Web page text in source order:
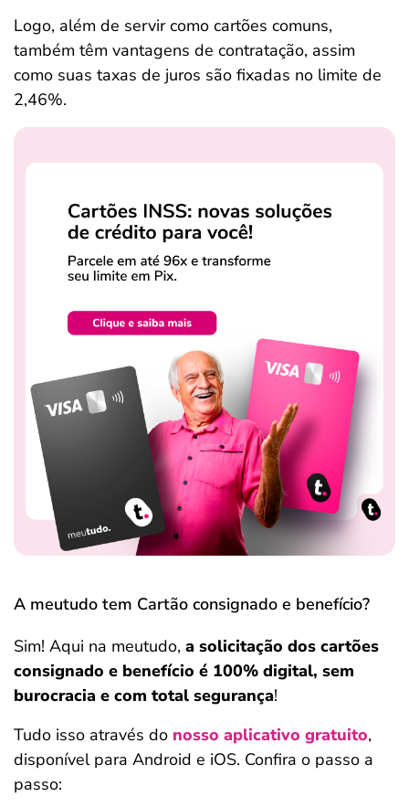
Logo, além de servir como cartões comuns,
também têm vantagens de contratação, assim
como suas taxas de juros são fixadas no limite de
2,46%.
A meutudo tem Cartão consignado e benefício?
Sim! Aqui na meutudo, a solicitação dos cartões
consignado e benefício é 100% digital, sem
burocracia e com total segurança!
Tudo isso através do nosso aplicativo gratuito,
disponível para Android e iOS. Confira o passo a
passo: